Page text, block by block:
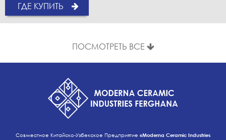
ГДЕ КУПИТЬ
ПОСМОТРЕТЬ ВСЕ
Совместное Китайско-Узбекское Предприятие «Moderna Ceramic Industries